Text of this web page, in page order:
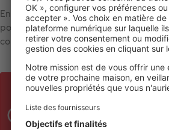
Enfin, les modèles les plus
polyester ou en coton, une couche
couchealuminisée qui renvoie la
Certains rideaux se vendent
s’enlève grâce à des
agrippantes. Vous pouvez